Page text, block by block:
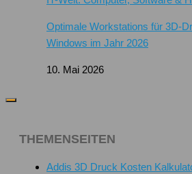
Optimale Workstations für 3D-
Windows im Jahr 2026
10. Mai 2026
THEMENSEITEN
Addis 3D Druck Kosten